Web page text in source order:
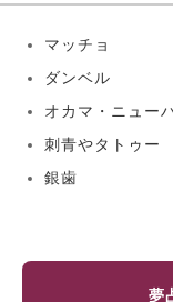
マッチョ
ダンベル
オカマ・ニュー
刺青やタトゥー
銀歯
夢